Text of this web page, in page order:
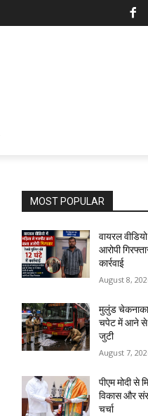
MOST POPULAR
वायरल
आरोपी
कार्रवाई
August 8,
मुलुंड चेकनाका
चपेट में आने से
जुटी
August 7,
पीएम मोदी से
विकास और
चर्चा